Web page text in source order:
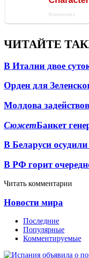
ЧИТАЙТЕ
В Италии двое
Орден для
Молдова
СюжетБанкет
В Беларуси
В РФ горит
Читать комментарии
Новости мира
Последние
Популярные
Комментируемые